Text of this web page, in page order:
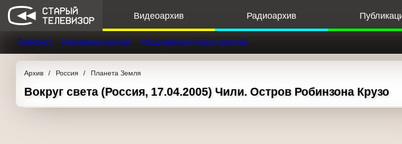
Видеоархив Радиоархив Публикации
Телетекст Рекламные ролики Расширенный поиск записей
Архив Россия Планета Земля
Вокруг света (Россия, 17.04.2005) Чили. Остров Робинзона Крузо